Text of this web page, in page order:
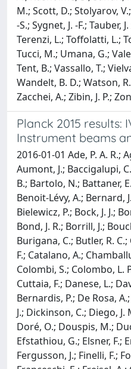
M.; Scott, D.; Stolyarov,
-S.; Sygnet, J. -F.; Tauber,
Terenzi, L.; Toffolatti, L.;
Tucci, M.; Umana, G.;
Tent, B.; Vassallo, T.;
Wandelt, B. D.; Watson,
Zacchei, A.; Zibin, J. P.;
Planck 2015 results:
Instrument beams
2016-01-01 Ade, P. A. R.;
Aumont, J.; Baccigalupi,
B.; Bartolo, N.; Battaner,
Benoit-Lévy, A.; Bernard,
Bielewicz, P.; Bock, J. J.;
Bond, J. R.; Borrill, J.;
Burigana, C.; Butler, R.
F.; Catalano, A.;
Colombi, S.; Colombo, L.
Cuttaia, F.; Danese, L.;
Bernardis, P.; De Rosa,
J.; Dickinson, C.; Diego,
Doré, O.; Douspis, M.;
Efstathiou, G.; Elsner, F.;
Fergusson, J.; Finelli, F.;